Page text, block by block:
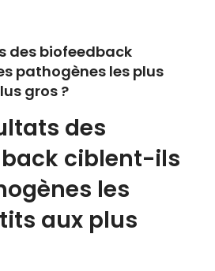
des biofeedback
pathogènes les plus
gros ?
des
ciblent-ils
les
aux plus